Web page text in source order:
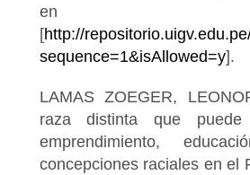
en
[http://
sequence=1&isAllowed=y].
LAMAS ZOEGER,
raza distinta que puede
emprendimiento,
concepciones raciales en el